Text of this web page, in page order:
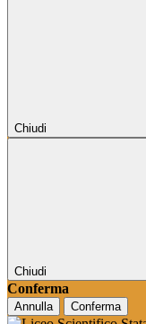
Chiudi
Chiudi
Conferma
Annulla Conferma